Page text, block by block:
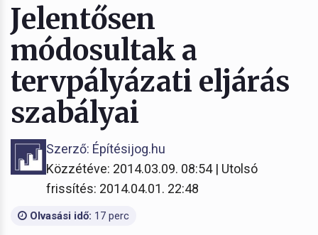
Jelentősen
módosultak a
tervpályázati eljárás
szabályai
Szerző: Építésijog.hu
Közzétéve: 2014.03.09. 08:54 | Utolsó
frissítés: 2014.04.01. 22:48
Olvasási idő: 17 perc